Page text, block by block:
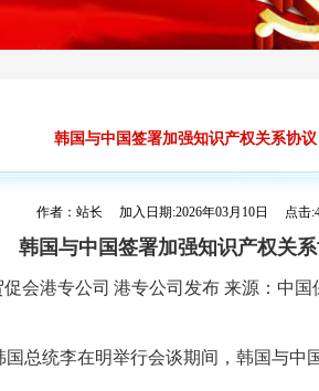
韩国与中国签署加强知识产权关系协议
作者：站长 加入日期:2026年03月10日 点击
韩国与中国签署加强知识产权关
促会港专公司 港专公司发布 来源： 中国
总统李在明举行会谈期间，韩国与中